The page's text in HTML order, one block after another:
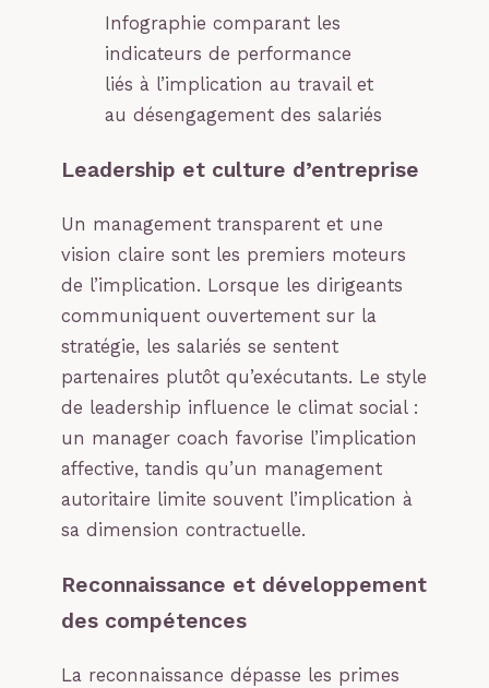
Infographie comparant les
indicateurs de performance
liés à l’implication au travail et
au désengagement des salariés
Leadership et culture d’entreprise
Un management transparent et une
vision claire sont les premiers moteurs
de l’implication. Lorsque les dirigeants
communiquent ouvertement sur la
stratégie, les salariés se sentent
partenaires plutôt qu’exécutants. Le style
de leadership influence le climat social :
un manager coach favorise l’implication
affective, tandis qu’un management
autoritaire limite souvent l’implication à
sa dimension contractuelle.
Reconnaissance et développement
des compétences
La reconnaissance dépasse les primes